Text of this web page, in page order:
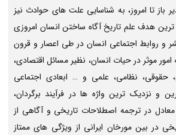
باز تا امروز، به شناسایی علت های حوادث نیز
هدف علم تاریخ آگاه ساختن انسان امروزی
روابط اجتماعی انسان در طی اعصار و قرون
موثر در حیات انسان، نظیر مسائل اقتصادی،
حقوقی، نظامی، علمی و … ابعادی اجتماعی
و نزدیک ترین واژه ها در فرآیند برگردان،
در ترجمه اصطلاحات تاریخی و آگاهی از
در بین مورخان ایرانی از ویژگی های ممتاز